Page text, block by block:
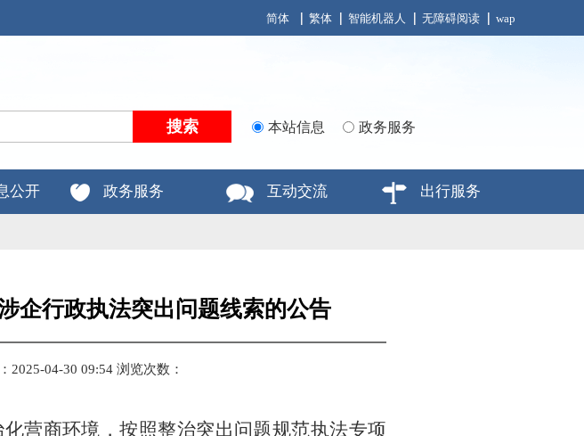
简体 繁体 智能机器人 无障碍阅读 wap
本站信息 政务服务
公开 政务服务 互动交流 出行服务
企行政执法突出问题线索的公告
2025-04-30 09:54 浏览次数：
营商环境，按照整治突出问题规范执法专项